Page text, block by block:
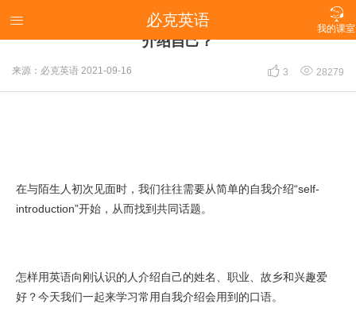

我的课室
 必克英语
【出彩的自我介绍句子】怎样用英语向刚认识的人
介绍自己？
来源：必克英语 2021-09-16  3  28279
在与陌生人初次见面时，我们往往需要从简单的自我介绍“self-
introduction”开始，从而找到共同话题。
怎样用英语向刚认识的人介绍自己的姓名、职业、故乡和兴趣爱
好？今天我们一起来学习常用自我介绍会用到的口语。